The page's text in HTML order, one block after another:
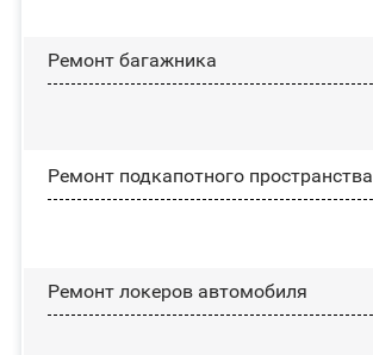
Ремонт багажника
Ремонт подкапотного пространства
Ремонт лoĸepoв автомобиля